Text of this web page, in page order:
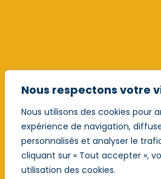
Nous respectons votre
Nous utilisons des cookies pour
expérience de navigation,
personnalisés et analyser le
cliquant sur « Tout accepter »,
utilisation des cookies.